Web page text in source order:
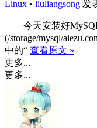
Linux • liuliangsong 发
今天安装好MySQL
(/storage/mysql/
中的“ 查看原文 »
更多...
更多...